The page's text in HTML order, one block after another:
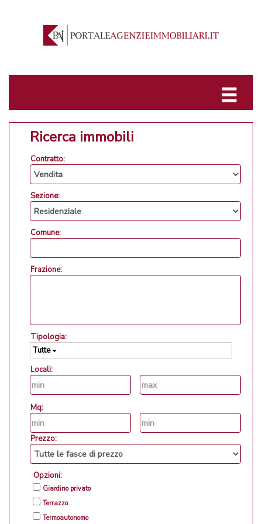
Ricerca immobili
Contratto:
Sezione:
Comune:
Frazione:
Tipologia:
Tutte
Locali:
Mq:
Prezzo:
Opzioni:
Giardino privato
Terrazzo
Termoautonomo